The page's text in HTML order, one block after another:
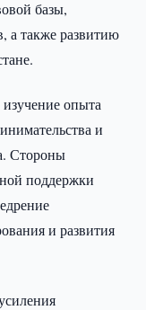
базы,
а также развитию
опыта
и
Стороны
поддержки
и развития